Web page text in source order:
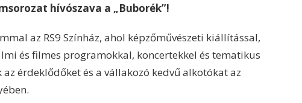
hívószava a „Buborék”!
az RS9 Színház, ahol képzőművészeti kiállítással,
és filmes programokkal, koncertekkel és tematikus
érdeklődőket és a vállakozó kedvű alkotókat az